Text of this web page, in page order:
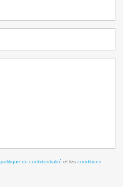
politique de confidentialité et les conditions